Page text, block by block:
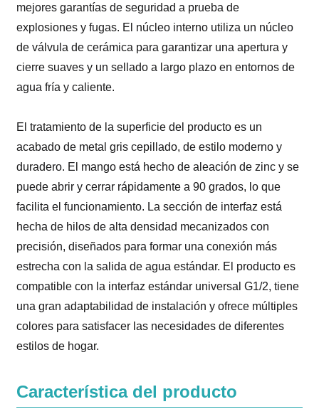
mejores garantías de seguridad a prueba de
explosiones y fugas. El núcleo interno utiliza un núcleo
de válvula de cerámica para garantizar una apertura y
cierre suaves y un sellado a largo plazo en entornos de
agua fría y caliente.
El tratamiento de la superficie del producto es un
acabado de metal gris cepillado, de estilo moderno y
duradero. El mango está hecho de aleación de zinc y se
puede abrir y cerrar rápidamente a 90 grados, lo que
facilita el funcionamiento. La sección de interfaz está
hecha de hilos de alta densidad mecanizados con
precisión, diseñados para formar una conexión más
estrecha con la salida de agua estándar. El producto es
compatible con la interfaz estándar universal G1/2, tiene
una gran adaptabilidad de instalación y ofrece múltiples
colores para satisfacer las necesidades de diferentes
estilos de hogar.
Característica del producto